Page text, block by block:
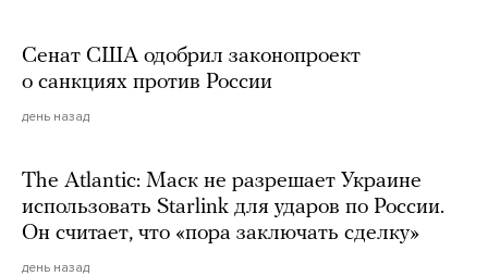
Сенат США одобрил законопроект
о санкциях против России
день назад
The Atlantic: Маск не разрешает Украине
использовать Starlink для ударов по России.
Он считает, что «пора заключать сделку»
день назад